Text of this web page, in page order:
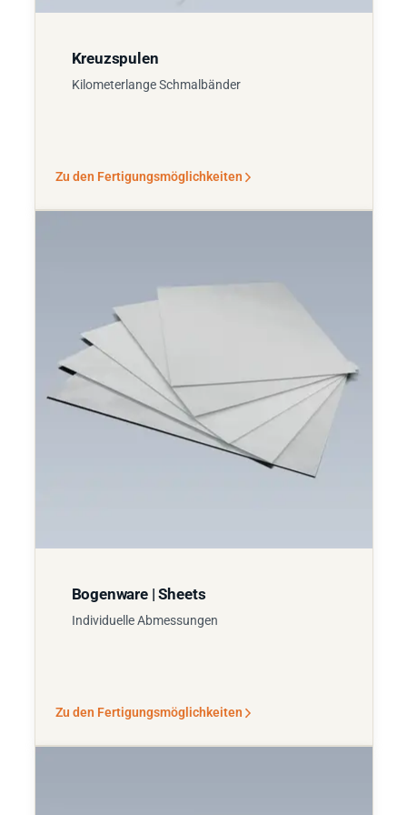
Kreuzspulen
Kilometerlange Schmalbänder
Zu den Fertigungsmöglichkeiten
Bogenware | Sheets
Individuelle Abmessungen
Zu den Fertigungsmöglichkeiten